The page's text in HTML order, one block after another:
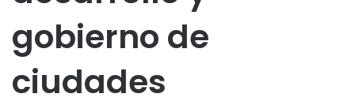
gobierno de
ciudades